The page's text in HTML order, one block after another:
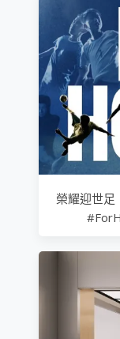
榮耀迎世足